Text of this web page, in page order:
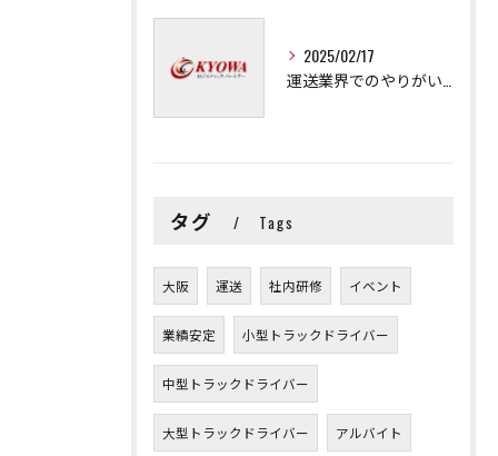
2025/02/17
タグ Tags
大阪 運送 社内研修 イベント
業績安定 小型トラックドライバー
中型トラックドライバー
大型トラックドライバー アルバイト